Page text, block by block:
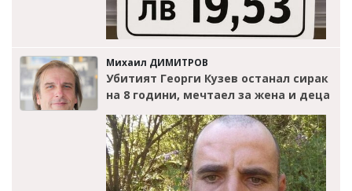
Михаил ДИМИТРОВ
Убитият Георги Кузев останал сирак
на 8 години, мечтаел за жена и деца